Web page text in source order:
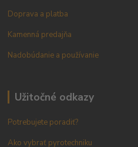
Doprava a platba
Kamenná predajňa
Nadobúdanie a používanie
Užitočné odkazy
Potrebujete poradiť?
Ako vybrať pyrotechniku